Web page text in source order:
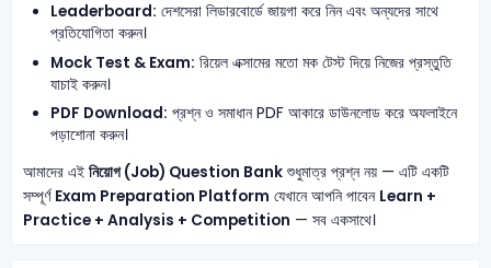
Leaderboard: দেশসেরা লিডারবোর্ডে জায়গা করে নিন এবং অন্যদের সাথে
প্রতিযোগিতা করুন।
Mock Test & Exam: রিয়েল এক্সামের মতো মক টেস্ট দিয়ে নিজের প্রস্তুতি
যাচাই করুন।
PDF Download: প্রশ্ন ও সমাধান PDF আকারে ডাউনলোড করে অফলাইনে
পড়াশোনা করুন।
আমাদের এই নিয়োগ (Job) Question Bankশুধুমাত্র প্রশ্ন নয় — এটি একটি
সম্পূর্ণ Exam Preparation Platform যেখানে আপনি পাবেন Learn +
Practice + Analysis + Competition — সব একসাথে।